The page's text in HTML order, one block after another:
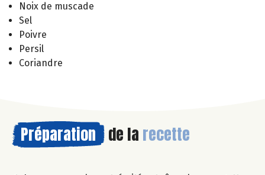
Noix de muscade
Sel
Poivre
Persil
Coriandre
Préparation de la recette